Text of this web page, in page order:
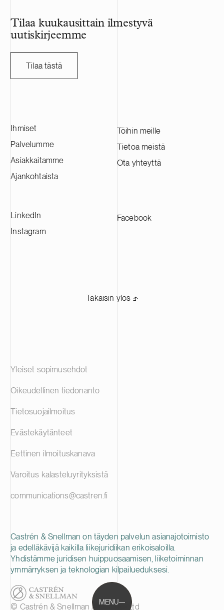
MENU
Tilaa kuukausittain ilmestyvä
uutiskirjeemme
Tilaa tästä
Ihmiset
Palvelumme
Asiakkaitamme
Ajankohtaista
Töihin meille
Tietoa meistä
Ota yhteyttä
LinkedIn
Instagram
Facebook
Takaisin ylös ⬏
Castrén & Snellman on täyden palvelun asianajotoimisto
ja edelläkävijä kaikilla liikejuridiikan erikoisaloilla.
Yhdistämme juridisen huippuosaamisen, liiketoiminnan
ymmärryksen ja teknologian kilpailueduksesi.
© Castrén & Snellman Attorneys Ltd
Yleiset sopimusehdot
Oikeudellinen tiedonanto
Tietosuojailmoitus
Evästekäytänteet
Eettinen ilmoituskanava
Varoitus kalasteluyrityksistä
communications@castren.fi